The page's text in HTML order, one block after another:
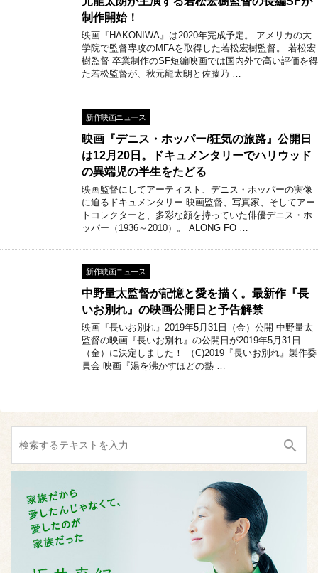
制作開始！
映画『HAKONIWA』は2020年完成予定。 アメリカの大
学院で監督専攻のMFAを取得した若松宏樹監督。 若松宏
樹監督 卒業制作のSF短編映画では国内外で高い評価を得
た若松監督が、秋元龍太朗と佐藤乃 …
新作映画ニュース
映画『デニス・ホッパー/狂気の旅路』公開日
は12月20日。ドキュメンタリーでハリウッド
の異端児の半生をたどる
映画監督にしてアーティスト、デニス・ホッパーの実像
に迫るドキュメンタリー 映画監督、写真家、そしてアー
トコレクターと、多彩な顔を持っていた俳優デニス・ホ
ッパー（1936～2010）。 ALONG FO …
新作映画ニュース
中野量太監督が記憶と愛を描く。最新作『長
いお別れ』の映画公開日と予告解禁
映画『長いお別れ』2019年5月31日（金）公開 中野量太
監督の映画『長いお別れ』の公開日が2019年5月31日
（金）に決定しました！ （C)2019『長いお別れ』製作委
員会 映画『湯を沸かすほどの熱 …